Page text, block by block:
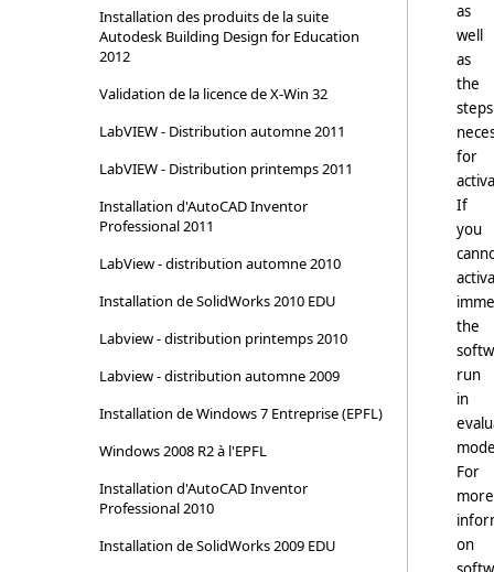
Installation des produits de la suite
Autodesk Building Design for Education
2012
Validation de la licence de X-Win 32
LabVIEW - Distribution automne 2011
LabVIEW - Distribution printemps 2011
Installation d'AutoCAD Inventor
Professional 2011
LabView - distribution automne 2010
Installation de SolidWorks 2010 EDU
Labview - distribution printemps 2010
Labview - distribution automne 2009
Installation de Windows 7 Entreprise (EPFL)
Windows 2008 R2 à l'EPFL
Installation d'AutoCAD Inventor
Professional 2010
Installation de SolidWorks 2009 EDU
as
well
as
the
steps
for
If
you
the
run
in
For
more
on